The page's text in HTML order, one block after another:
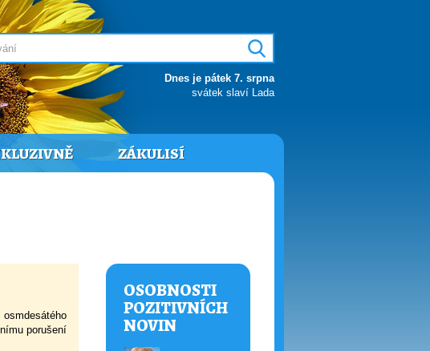
Dnes je pátek 7. srpna
svátek slaví Lada
ZÁKULISÍ
porušení
OSOBNOSTI
POZITIVNÍCH
NOVIN